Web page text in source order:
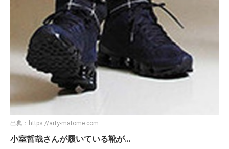
出典： https://arty-matome.com
小室哲哉さんが履いている靴が…